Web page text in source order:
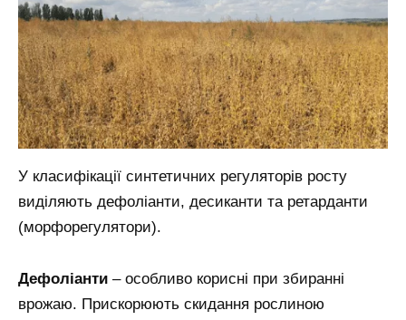
У класифікації синтетичних регуляторів росту
виділяють дефоліанти, десиканти та ретарданти
(морфорегулятори).
Дефоліанти – особливо корисні при збиранні
врожаю. Прискорюють скидання рослиною